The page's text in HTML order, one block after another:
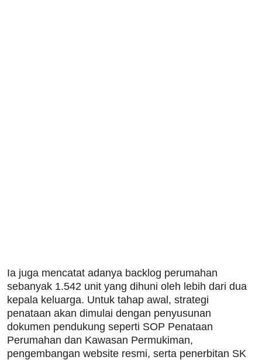
Ia juga mencatat adanya backlog perumahan
sebanyak 1.542 unit yang dihuni oleh lebih dari dua
kepala keluarga. Untuk tahap awal, strategi
penataan akan dimulai dengan penyusunan
dokumen pendukung seperti SOP Penataan
Perumahan dan Kawasan Permukiman,
pengembangan website resmi, serta penerbitan SK